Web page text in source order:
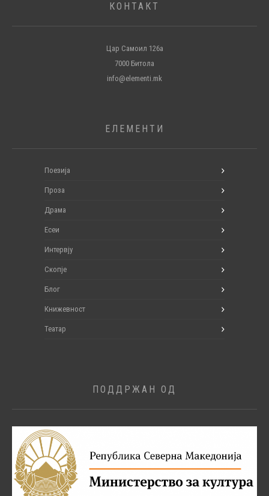
КОНТАКТ
Цар Самоил 126а
7000 Битола
info@elementi.mk
ЕЛЕМЕНТИ
Поезија
Проза
Драма
Есеи
Интервју
Скопје
Блог
Книжевност
Театар
ПОДДРЖАН ОД